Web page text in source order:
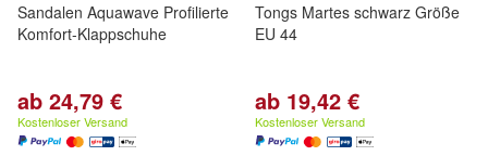
Sandalen Aquawave Profilierte
Komfort-Klappschuhe
ab 24,79 €
Kostenloser Versand
Tongs Martes schwarz Größe
EU 44
ab 19,42 €
Kostenloser Versand